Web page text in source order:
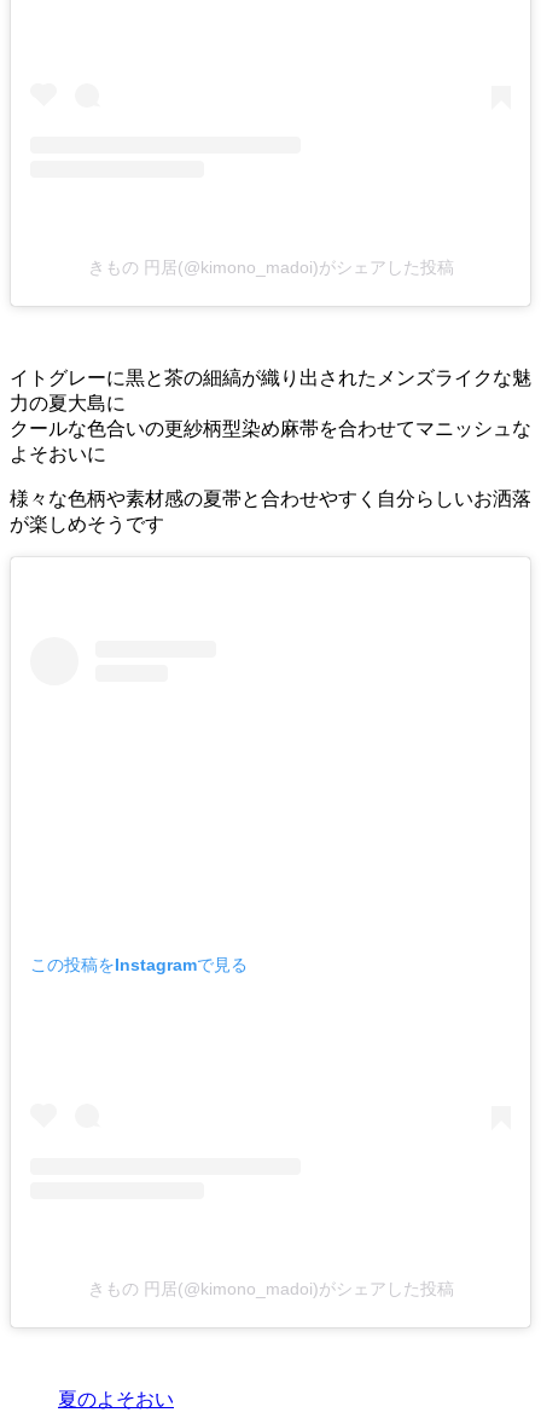
きもの 円居(@kimono_madoi)がシェアした投稿
イトグレーに黒と茶の細縞が織り出されたメンズライクな魅
力の夏大島に
クールな色合いの更紗柄型染め麻帯を合わせてマニッシュな
よそおいに
様々な色柄や素材感の夏帯と合わせやすく自分らしいお洒落
が楽しめそうです
この投稿をInstagramで見る
きもの 円居(@kimono_madoi)がシェアした投稿
夏のよそおい